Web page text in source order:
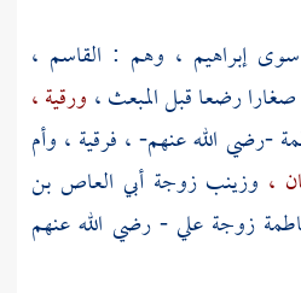
سوىإبراهيم ، وهم : القاسم ،
صغارا رضعا قبل المبعث ، ورقية ،
-رضي الله عنهم- ، فرقية ، وأم
، وزينبزوجةأبي العاص بن
زوجةعلي- رضي الله عنهم